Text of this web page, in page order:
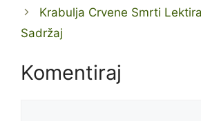
Krabulja Crvene Smrti
Sadržaj
Komentiraj